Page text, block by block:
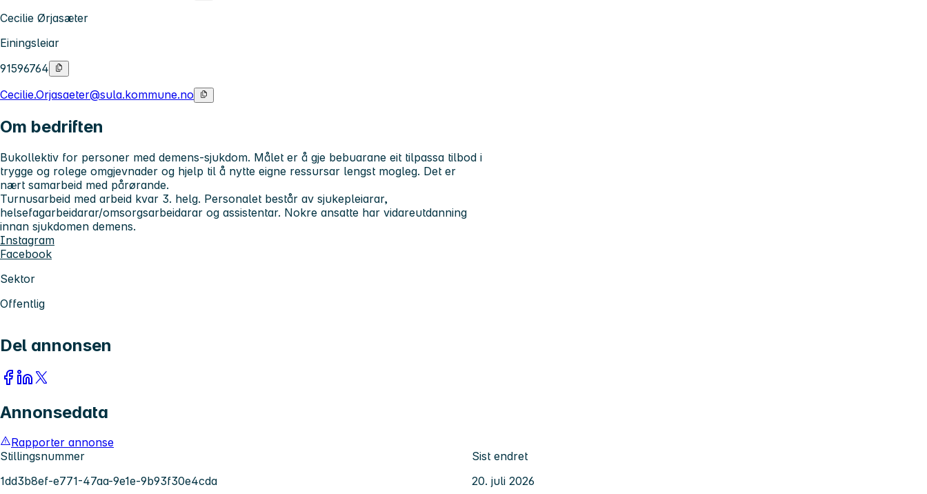
Cecilie Ørjasæter
Einingsleiar
91596764
Cecilie.Orjasaeter@sula.kommune.no
Om bedriften
Bukollektiv for personer med demens-sjukdom. Målet er å gje bebuarane eit tilpassa tilbod i
trygge og rolege omgjevnader og hjelp til å nytte eigne ressursar lengst mogleg. Det er
nært samarbeid med pårørande.
Turnusarbeid med arbeid kvar 3. helg. Personalet består av sjukepleiarar,
helsefagarbeidarar/omsorgsarbeidarar og assistentar. Nokre ansatte har vidareutdanning
innan sjukdomen demens.
Instagram
Facebook
Sektor
Offentlig
Del annonsen
Annonsedata
Rapporter annonse
Stillingsnummer
1dd3b8ef-e771-47aa-9e1e-9b93f30e4cda
Sist endret
20. juli 2026